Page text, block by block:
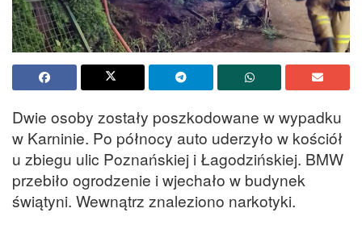
Dwie osoby zostały poszkodowane w wypadku
w Karninie. Po północy auto uderzyło w kościół
u zbiegu ulic Poznańskiej i Łagodzińskiej. BMW
przebiło ogrodzenie i wjechało w budynek
świątyni. Wewnątrz znaleziono narkotyki.